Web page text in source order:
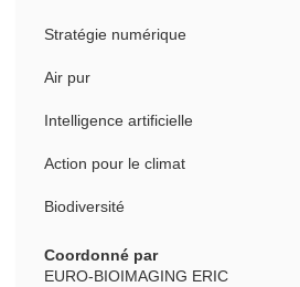
Stratégie numérique
Air pur
Intelligence artificielle
Action pour le climat
Biodiversité
Coordonné par
EURO-BIOIMAGING ERIC